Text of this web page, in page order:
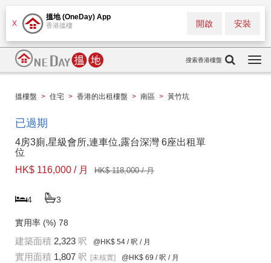
X
搵地 (OneDay) App
香港搵樓 安裝
開啟
搜索香港樓盤
搵樓盤 > 住宅 > 香港的出租樓盤 > 南區 > 黃竹坑
已過期
4房3廁,星級會所,連車位,露台深灣 6座出租單
位
HK$ 116,000 / 月
HK$ 118,000 / 月
4 3
實用率 (%) 78
建築面積 2,323 呎 @HK$ 54 / 呎 / 月
實用面積 1,807 呎 [未核實] @HK$ 69 / 呎 / 月